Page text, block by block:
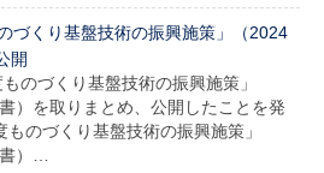
づくり基盤技術の振興施策」（2024
開
のづくり基盤技術の振興施策」
）を取りまとめ、公開したことを発
のづくり基盤技術の振興施策」
）…